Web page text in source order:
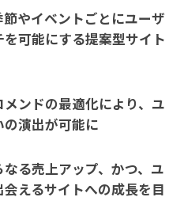
やイベントごとにユーザ
可能にする提案型サイト
ンドの最適化により、ユ
演出が可能に
る売上アップ、かつ、ユ
えるサイトへの成長を目